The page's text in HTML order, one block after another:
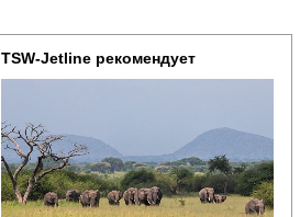
TSW-Jetline рекомендует